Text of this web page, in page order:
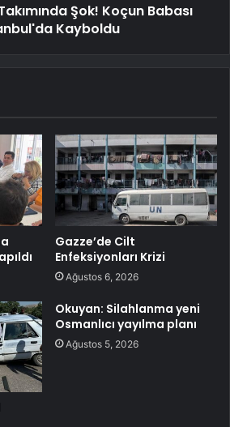
Şok! Koçun Babası
Kayboldu
Gazze’de Cilt
Enfeksiyonları Krizi
Ağustos 6, 2026
Okuyan: Silahlanma yeni
Osmanlıcı yayılma planı
Ağustos 5, 2026